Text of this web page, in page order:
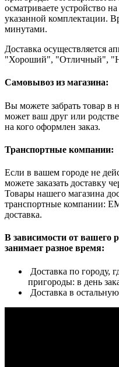
осматриваете устройство
указанной комплектации.
минутами.
Доставка осуществляется
"Хороший", "Отличный",
Самовывоз из магазина:
Вы можете забрать товар в
может ваш друг или
на кого оформлен заказ.
Транспортные компании:
Если в вашем городе не
можете заказать доставку
Товары нашего магазина
транспортные компании:
доставка.
В зависимости от вашего
занимает разное время:
Доставка по городу,
пригороды: в день
Доставка в